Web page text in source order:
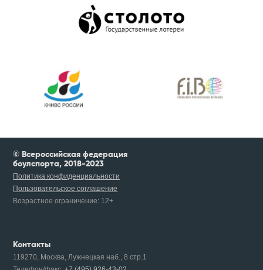
© Всероссийская федерация
боулспорта, 2018-2023
Политика конфиденциальности
Пользовательское соглашение
Возрастное ограничение: 12+
Контакты
119270, Москва, Лужнецкая наб., 8 стр.1